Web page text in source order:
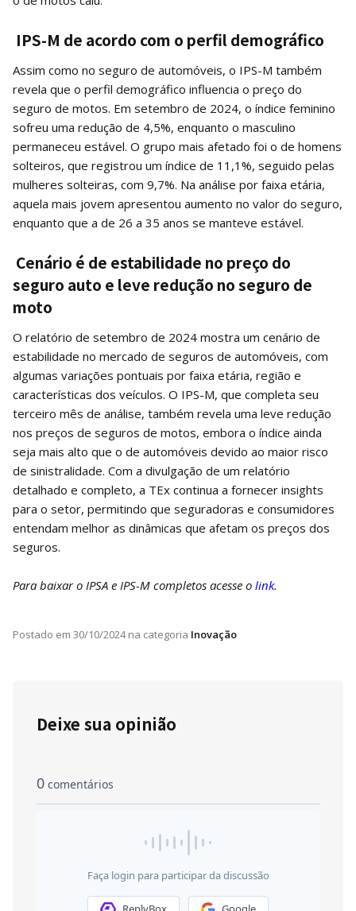
IPS-M de acordo com o perfil demográfico
Assim como no seguro de automóveis, o IPS-M também
revela que o perfil demográfico influencia o preço do
seguro de motos. Em setembro de 2024, o índice feminino
sofreu uma redução de 4,5%, enquanto o masculino
permaneceu estável. O grupo mais afetado foi o de homens
solteiros, que registrou um índice de 11,1%, seguido pelas
mulheres solteiras, com 9,7%. Na análise por faixa etária,
aquela mais jovem apresentou aumento no valor do seguro,
enquanto que a de 26 a 35 anos se manteve estável.
Cenário é de estabilidade no preço do
seguro auto e leve redução no seguro de
moto
O relatório de setembro de 2024 mostra um cenário de
estabilidade no mercado de seguros de automóveis, com
algumas variações pontuais por faixa etária, região e
características dos veículos. O IPS-M, que completa seu
terceiro mês de análise, também revela uma leve redução
nos preços de seguros de motos, embora o índice ainda
seja mais alto que o de automóveis devido ao maior risco
de sinistralidade. Com a divulgação de um relatório
detalhado e completo, a TEx continua a fornecer insights
para o setor, permitindo que seguradoras e consumidores
entendam melhor as dinâmicas que afetam os preços dos
seguros.
Para baixar o IPSA e IPS-M completos acesse o link.
Postado em 30/10/2024na categoria Inovação
Deixe sua opinião